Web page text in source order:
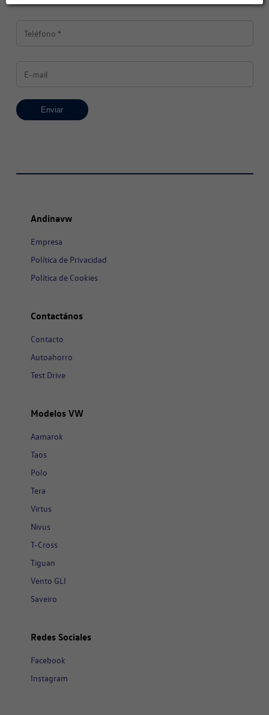
Enviar
Andinavw
Empresa
Política de Privacidad
Política de Cookies
Contactános
Contacto
Autoahorro
Test Drive
Modelos VW
Aamarok
Taos
Polo
Tera
Virtus
Nivus
T-Cross
Tiguan
Vento GLI
Saveiro
Redes Sociales
Facebook
Instagram